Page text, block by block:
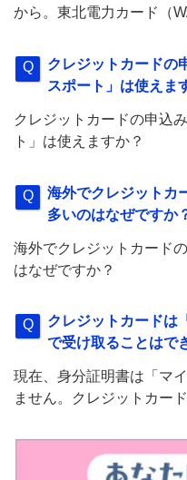
から。東北電力カード（
クレジットカードの
スポート」は使えま
クレジットカードの申込
ト」は使えますか？
海外でクレジットカ
多いのはなぜですか
海外でクレジットカード
はなぜですか？
クレジットカードは
で受け取ることはで
現在、身分証明書は「マ
ません。クレジットカー